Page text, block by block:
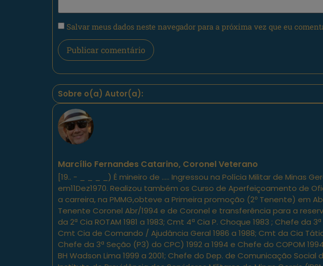
Salvar meus dados neste navegador para a próxima vez que eu
Sobre o(a) Autor(a):
Marcílio Fernandes Catarino, Coronel Veterano
[19.. - _ _ _ _) É mineiro de ..... Ingressou na Polícia Militar de Minas
em11Dez1970. Realizou também os Curso de Aperfeiçoamento de
a carreira, na PMMG,obteve a Primeira promoção (2º Tenente) em
Tenente Coronel Abr/1994 e de Coronel e transferência para a
da 2ª Cia ROTAM 1981 a 1983; Cmt 4ª Cia P. Choque 1983 ; Chefe da
Cmt Cia de Comando / Ajudância Geral 1986 a 1988; Cmt da Cia
Chefe da 3ª Seção (P3) do CPC) 1992 a 1994 e Chefe do COPOM
BH Wadson Lima 1999 a 2001; Chefe do Dep. de Comunicação